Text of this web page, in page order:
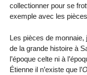
collectionner pour se
exemple avec les
Les pièces de monnaie,
de la grande histoire à
l’époque celte ni à
Étienne il n’existe que l’